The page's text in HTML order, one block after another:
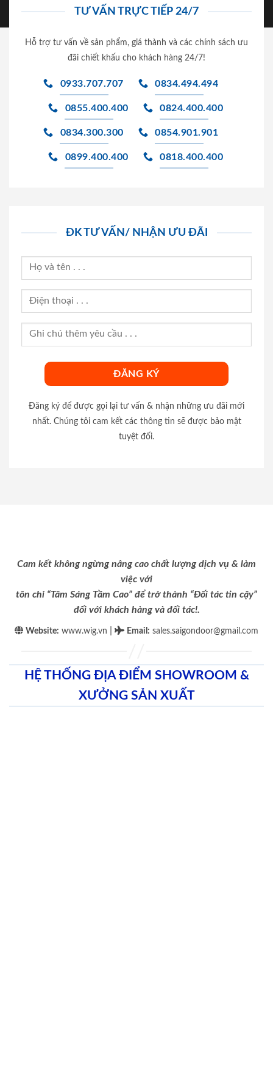
TƯ VẤN TRỰC TIẾP 24/7
Hỗ trợ tư vấn về sản phẩm, giá thành và các chính sách ưu
đãi chiết khấu cho khách hàng 24/7!
0933.707.707 0834.494.494
0855.400.400 0824.400.400
0834.300.300 0854.901.901
0899.400.400 0818.400.400
ĐK TƯ VẤN/ NHẬN ƯU ĐÃI
Đăng ký để được gọi lại tư vấn & nhận những ưu đãi mới
nhất. Chúng tôi cam kết các thông tin sẽ được bảo mật
tuyệt đối.
Cam kết không ngừng nâng cao chất lượng dịch vụ & làm
việc với
tôn chỉ “Tâm Sáng Tầm Cao” để trở thành “Đối tác tin cậy”
đối với khách hàng và đối tác!.
Website: www.wig.vn Email : sales.saigondoor@gmail.com
HỆ THỐNG ĐỊA ĐIỂM SHOWROOM &
XƯỞNG SẢN XUẤT